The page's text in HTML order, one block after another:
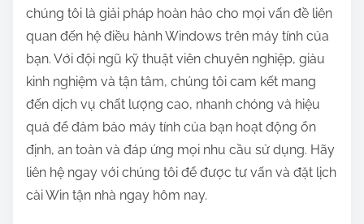
chúng tôi là giải pháp hoàn hảo cho mọi vấn đề liên
quan đến hệ điều hành Windows trên máy tính của
bạn. Với đội ngũ kỹ thuật viên chuyên nghiệp, giàu
kinh nghiệm và tận tâm, chúng tôi cam kết mang
đến dịch vụ chất lượng cao, nhanh chóng và hiệu
quả để đảm bảo máy tính của bạn hoạt động ổn
định, an toàn và đáp ứng mọi nhu cầu sử dụng. Hãy
liên hệ ngay với chúng tôi để được tư vấn và đặt lịch
cài Win tận nhà ngay hôm nay.